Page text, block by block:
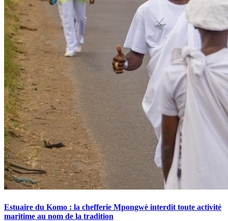
Estuaire du Komo : la chefferie Mpongwè interdit toute activité
maritime au nom de la tradition